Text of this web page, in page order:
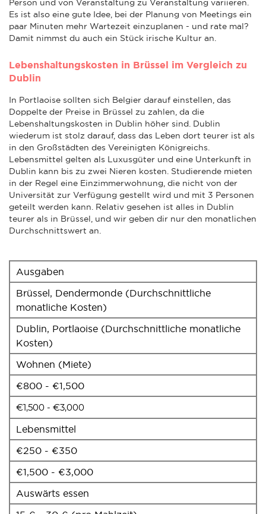
Person und von Veranstaltung zu Veranstaltung variieren.
Es ist also eine gute Idee, bei der Planung von Meetings ein
paar Minuten mehr Wartezeit einzuplanen - und rate mal?
Damit nimmst du auch ein Stück irische Kultur an.
Lebenshaltungskosten in Brüssel im Vergleich zu
Dublin
In Portlaoise sollten sich Belgier darauf einstellen, das
Doppelte der Preise in Brüssel zu zahlen, da die
Lebenshaltungskosten in Dublin höher sind. Dublin
wiederum ist stolz darauf, dass das Leben dort teurer ist als
in den Großstädten des Vereinigten Königreichs.
Lebensmittel gelten als Luxusgüter und eine Unterkunft in
Dublin kann bis zu zwei Nieren kosten. Studierende mieten
in der Regel eine Einzimmerwohnung, die nicht von der
Universität zur Verfügung gestellt wird und mit 3 Personen
geteilt werden kann. Relativ gesehen ist alles in Dublin
teurer als in Brüssel, und wir geben dir nur den monatlichen
Durchschnittswert an.
Ausgaben
Brüssel, Dendermonde (Durchschnittliche
monatliche Kosten)
Dublin, Portlaoise (Durchschnittliche monatliche
Kosten)
Wohnen (Miete)
€800 - €1,500
€1,500 - €3,000
Lebensmittel
€250 - €350
€1,500 - €3,000
Auswärts essen